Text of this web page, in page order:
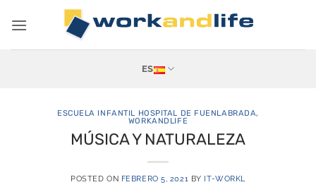
ES
ESCUELA INFANTIL HOSPITAL DE FUENLABRADA,
WORKANDLIFE
MÚSICA Y NATURALEZA
POSTED ON FEBRERO 5, 2021 BY IT-WORKL